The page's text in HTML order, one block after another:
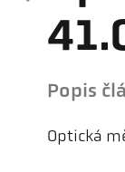
Popis
Optická